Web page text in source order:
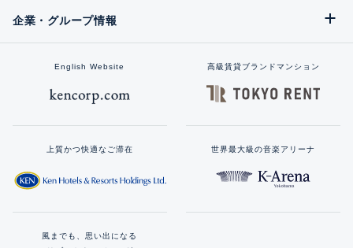
企業・グループ情報
English Website 高級賃貸ブランドマンション
上質かつ快適なご滞在 世界最大級の音楽アリーナ
風までも、思い出になる